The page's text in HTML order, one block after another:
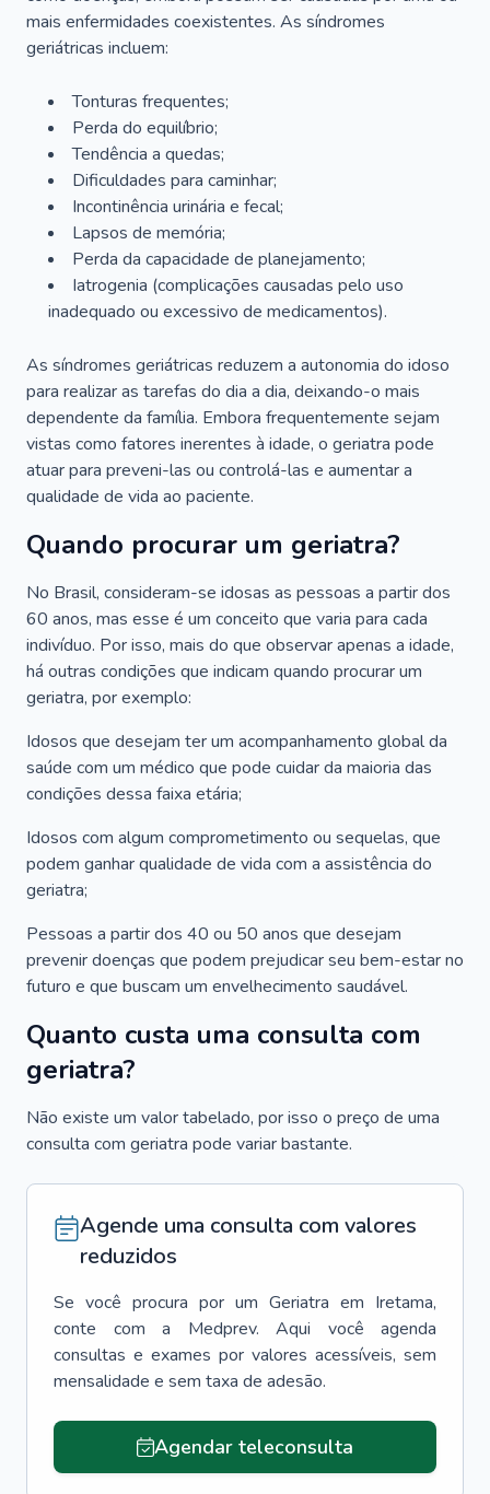
mais enfermidades coexistentes. As síndromes
geriátricas incluem:
Tonturas frequentes;
Perda do equilíbrio;
Tendência a quedas;
Dificuldades para caminhar;
Incontinência urinária e fecal;
Lapsos de memória;
Perda da capacidade de planejamento;
Iatrogenia (complicações causadas pelo uso
inadequado ou excessivo de medicamentos).
As síndromes geriátricas reduzem a autonomia do idoso
para realizar as tarefas do dia a dia, deixando-o mais
dependente da família. Embora frequentemente sejam
vistas como fatores inerentes à idade, o geriatra pode
atuar para preveni-las ou controlá-las e aumentar a
qualidade de vida ao paciente.
Quando procurar um geriatra?
No Brasil, consideram-se idosas as pessoas a partir dos
60 anos, mas esse é um conceito que varia para cada
indivíduo. Por isso, mais do que observar apenas a idade,
há outras condições que indicam quando procurar um
geriatra, por exemplo:
Idosos que desejam ter um acompanhamento global da
saúde com um médico que pode cuidar da maioria das
condições dessa faixa etária;
Idosos com algum comprometimento ou sequelas, que
podem ganhar qualidade de vida com a assistência do
geriatra;
Pessoas a partir dos 40 ou 50 anos que desejam
prevenir doenças que podem prejudicar seu bem-estar no
futuro e que buscam um envelhecimento saudável.
Quanto custa uma consulta com
geriatra?
Não existe um valor tabelado, por isso o preço de uma
consulta com geriatra pode variar bastante.
Agende uma consulta com valores
reduzidos
Se você procura por um Geriatra em Iretama,
conte com a Medprev. Aqui você agenda
consultas e exames por valores acessíveis, sem
mensalidade e sem taxa de adesão.
Agendar teleconsulta